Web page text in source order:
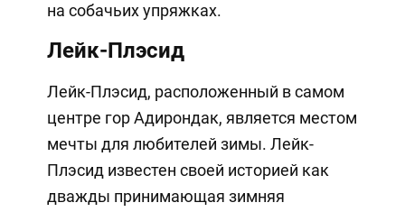
на собачьих упряжках.
Лейк-Плэсид
Лейк-Плэсид, расположенный в самом
центре гор Адирондак, является местом
мечты для любителей зимы. Лейк-
Плэсид известен своей историей как
дважды принимающая зимняя